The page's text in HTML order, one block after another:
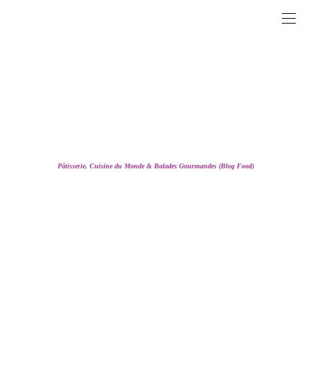
Pâtisserie, Cuisine du Monde & Balades Gourmandes (Blog Food)